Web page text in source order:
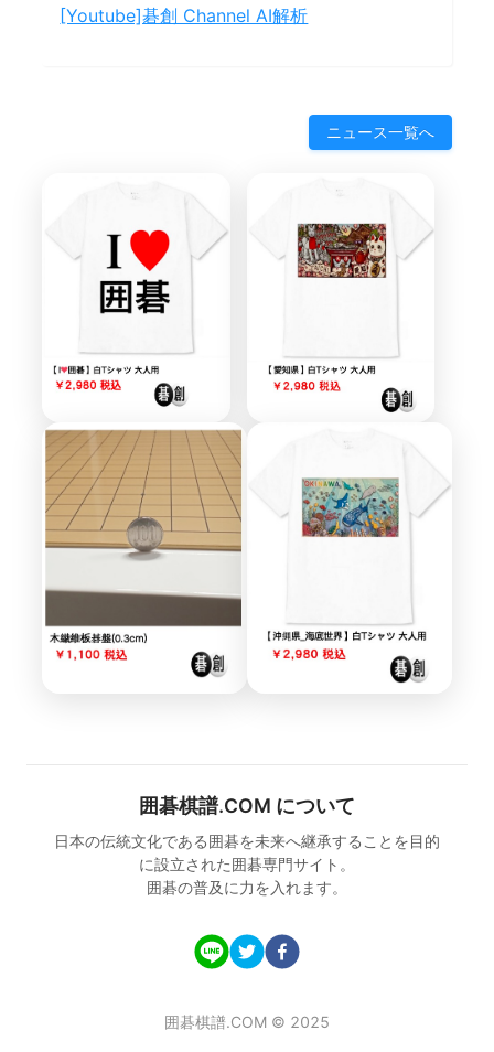
[Youtube]碁創 Channel AI解析
ニュース一覧へ
囲碁棋譜.COM について
日本の伝統文化である囲碁を未来へ継承することを目的
に設立された囲碁専門サイト。
囲碁の普及に力を入れます。
囲碁棋譜.COM © 2025